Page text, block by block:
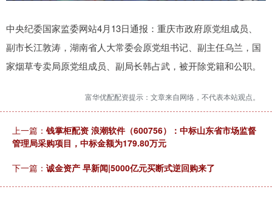
中央纪委国家监委网站4月13日通报：重庆市政府原党组成员、
副市长江敦涛，湖南省人大常委会原党组书记、副主任乌兰，国
家烟草专卖局原党组成员、副局长韩占武，被开除党籍和公职。
富华优配配资提示：文章来自网络，不代表本站观点。
上一篇： 钱掌柜配资 浪潮软件（600756）：中标山东省市场监督
管理局采购项目，中标金额为179.80万元
下一篇： 诚金资产 早新闻|5000亿元买断式逆回购来了